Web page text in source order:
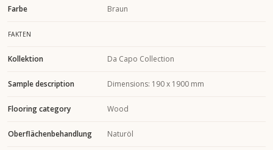
Farbe Braun
FAKTEN
Kollektion Da Capo Collection
Sample description Dimensions: 190 x 1900 mm
Flooring category Wood
Oberflächenbehandlung Naturöl